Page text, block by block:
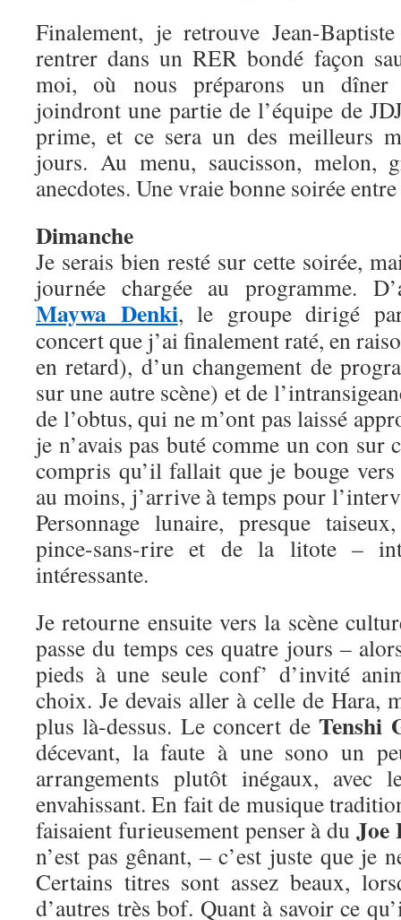
Finalement, je retrouve Jean-
rentrer dans un RER bondé façon
moi, où nous préparons un dîner
joindront une partie de l’équipe de
prime, et ce sera un des meilleurs
jours. Au menu, saucisson, melon,
anecdotes. Une vraie bonne soirée
Dimanche
Je serais bien resté sur cette soirée,
journée chargée au programme.
Maywa Denki, le groupe dirigé
concert que j’ai finalement raté, en
en retard), d’un changement de
sur une autre scène) et de
de l’obtus, qui ne m’ont pas laissé
je n’avais pas buté comme un con sur
compris qu’il fallait que je bouge
au moins, j’arrive à temps pour
Personnage lunaire, presque
pince-sans-rire et de la litote –
intéressante.
Je retourne ensuite vers la scène
passe du temps ces quatre jours –
pieds à une seule conf’ d’invité
choix. Je devais aller à celle de Hara,
plus là-dessus. Le concert deTenshi
décevant, la faute à une sono un
arrangements plutôt inégaux, avec
envahissant. En fait de musique
faisaient furieusement penser à du Joe
n’est pas gênant, – c’est juste que je
Certains titres sont assez beaux,
d’autres très bof. Quant à savoir ce